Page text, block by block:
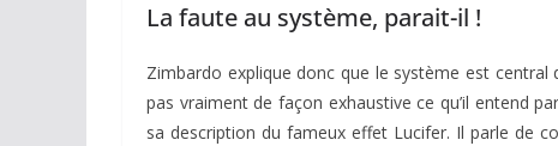
La faute au système, parait-il !
Zimbardo explique donc que le système est
pas vraiment de façon exhaustive ce qu’il entend
sa description du fameux effet Lucifer. Il parle de